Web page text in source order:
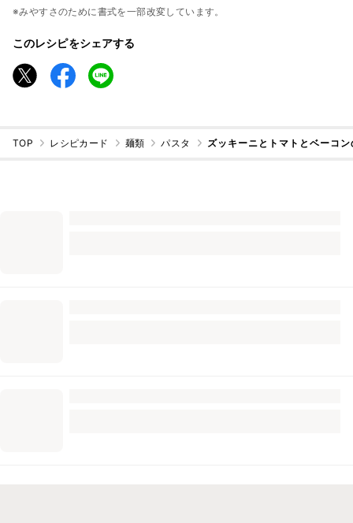
※みやすさのために書式を一部改変しています。
このレシピをシェアする
TOP レシピカード 麺類 パスタ ズッキーニとトマトとベーコ